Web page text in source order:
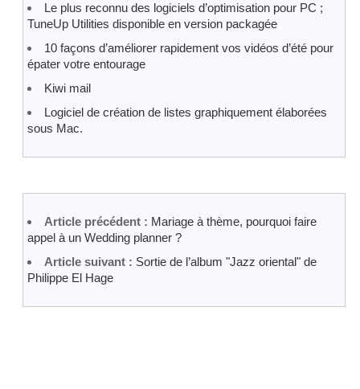
Le plus reconnu des logiciels d’optimisation pour PC ;
TuneUp Utilities disponible en version packagée
10 façons d’améliorer rapidement vos vidéos d’été pour
épater votre entourage
Kiwi mail
Logiciel de création de listes graphiquement élaborées
sous Mac.
Article précédent : Mariage à thème, pourquoi faire
appel à un Wedding planner ?
Article suivant : Sortie de l’album "Jazz oriental" de
Philippe El Hage